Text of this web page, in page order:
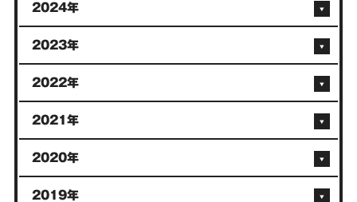
2024年
2023年
2022年
2021年
2020年
2019年